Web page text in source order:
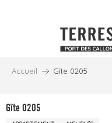
Accueil Gîte 0205
Gîte 0205